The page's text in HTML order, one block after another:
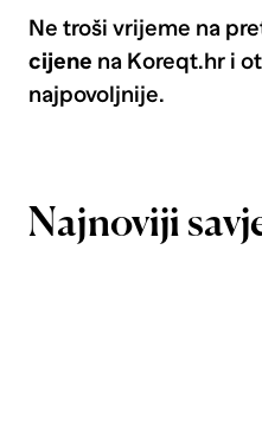
Ne troši vrijeme na
cijene na Koreqt.hr i
najpovoljnije.
Najnoviji